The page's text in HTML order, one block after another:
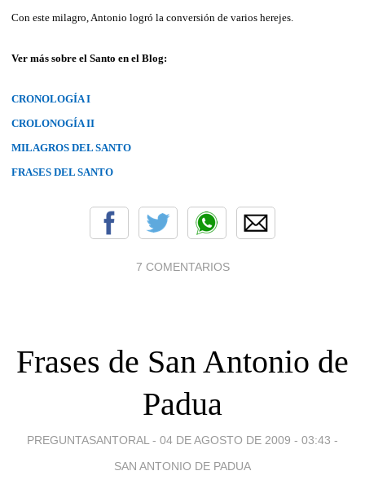
Con este milagro, Antonio logró la conversión de varios herejes.
Ver más sobre el Santo en el Blog:
CRONOLOGÍA I
CROLONOGÍA II
MILAGROS DEL SANTO
FRASES DEL SANTO
7 COMENTARIOS
Frases de San Antonio de
Padua
PREGUNTASANTORAL - 04 DE AGOSTO DE 2009 - 03:43 -
SAN ANTONIO DE PADUA